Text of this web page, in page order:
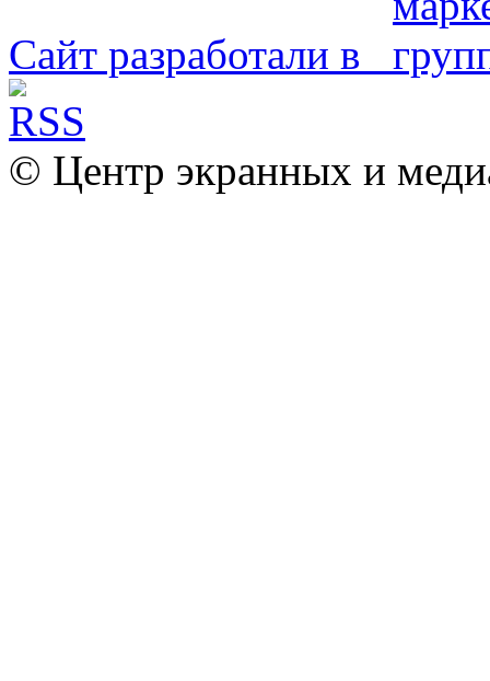
Сайт разработали в
© Центр экранных и